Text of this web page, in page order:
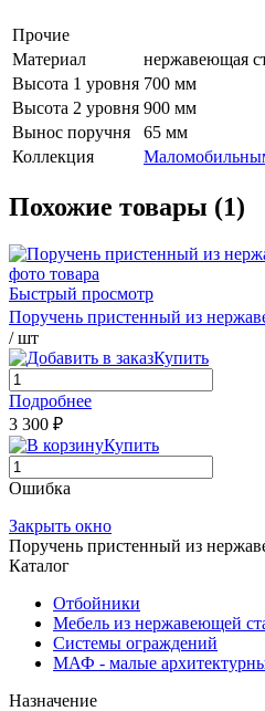
Прочие
Материал
нержавеющая
Высота 1 уровня 700 мм
Высота 2 уровня 900 мм
Вынос поручня
65 мм
Коллекция
Похожие товары (1)
Быстрый просмотр
Поручень пристенный из
/ шт
Купить
Подробнее
3 300 ₽
Купить
Ошибка
Закрыть окно
Поручень пристенный из
Каталог
Отбойники
Мебель из нержавеющей
Системы ограждений
МАФ - малые
Назначение